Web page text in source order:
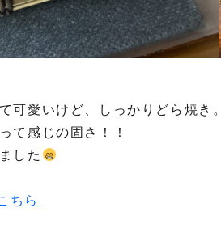
可愛いけど、しっかりどら焼き。
て感じの固さ！！
した
ちら